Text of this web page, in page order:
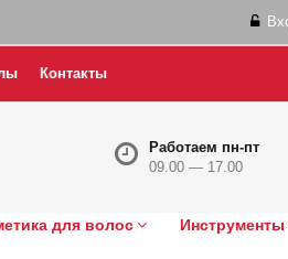
Контакты
Работаем пн-пт
09.00 — 17.00
для волос Инструменты